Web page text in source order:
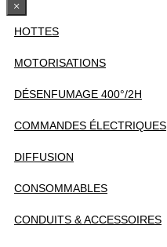
×
HOTTES
MOTORISATIONS
DÉSENFUMAGE 400°/2H
COMMANDES ÉLECTRIQUES
DIFFUSION
CONSOMMABLES
CONDUITS & ACCESSOIRES